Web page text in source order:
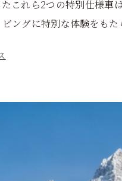
これら2つの特別仕様車
ングに特別な体験をもた